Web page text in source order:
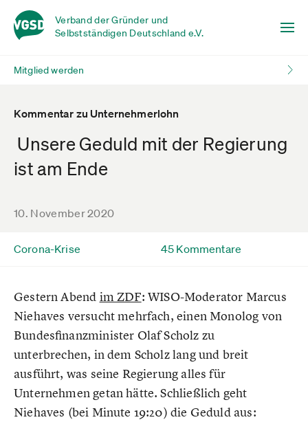
Verband der Gründer und
Selbstständigen Deutschland e.V.
Mitglied werden
Kommentar zu Unternehmerlohn
Unsere Geduld mit der Regierung
ist am Ende
10. November 2020
Corona-Krise 45 Kommentare
Gestern Abend im ZDF: WISO-Moderator Marcus
Niehaves versucht mehrfach, einen Monolog von
Bundesfinanzminister Olaf Scholz zu
unterbrechen, in dem Scholz lang und breit
ausführt, was seine Regierung alles für
Unternehmen getan hätte. Schließlich geht
Niehaves (bei Minute 19:20) die Geduld aus: